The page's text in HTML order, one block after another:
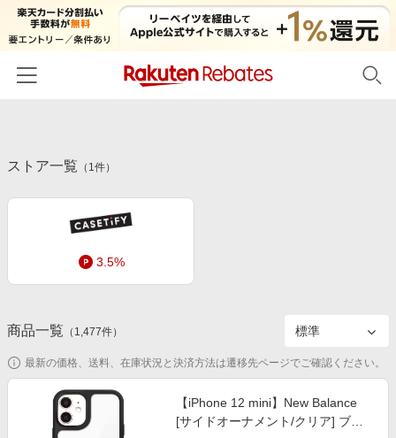
カテゴリー一覧
百貨店・総合ECモール
ファッション・インナー・小物
食品・スイーツ・お酒
家電・PC・スマホ・カメラ
エンタメ
初回購入者限定特典
新着ストアのご紹介
電子書籍特集
楽天ペイ導入ストア
楽天サービス特集
友達紹介
楽天IDでログイン/会員登録
ストア一覧 （ 1件）
3.5%
商品一覧 （ 1,477件）
最新の価格、送料、在庫状況と決済方法は遷移先ページでご確認ください。
【iPhone 12 mini】New Balance
[サイドオーナメント/クリア] ブラ